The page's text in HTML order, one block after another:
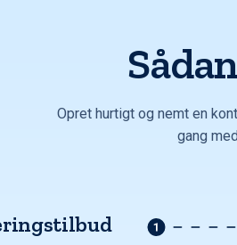
Opret hurtigt og nemt en
gang